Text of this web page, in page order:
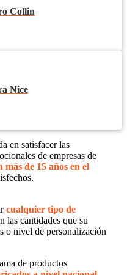
Collin
Nice
en satisfacer las
de empresas de
más de 15 años en el
cualquier tipo de
las cantidades que su
o nivel de personalización
de productos